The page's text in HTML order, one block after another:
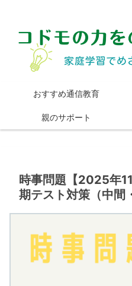
おすすめ通信教育
親のサポート
時事問題【2025年
期テスト対策（中間